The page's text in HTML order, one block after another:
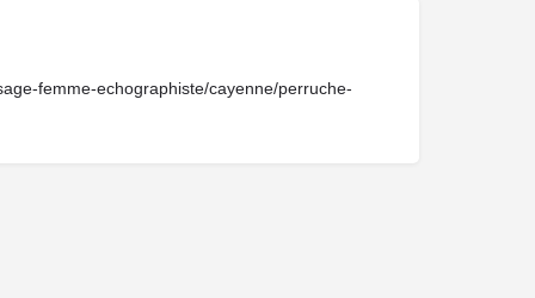
femme-echographiste/cayenne/perruche-